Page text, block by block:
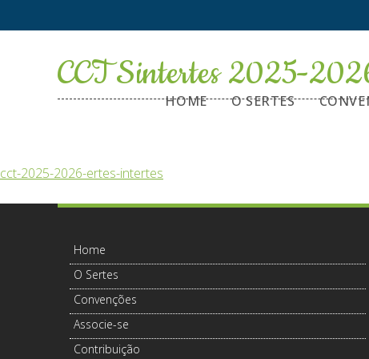
HOME O SERTES
CCT Sintertes 2025-
cct-2025-2026-ertes-intertes
Home
O Sertes
Convenções
Associe-se
Contribuição